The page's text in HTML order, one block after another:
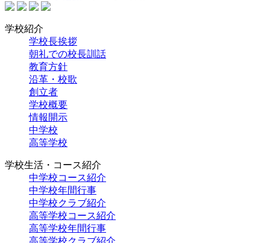
学校紹介
学校長挨拶
朝礼での校長訓話
教育方針
沿革・校歌
創立者
学校概要
情報開示
中学校
高等学校
学校生活・コース紹介
中学校コース紹介
中学校年間行事
中学校クラブ紹介
高等学校コース紹介
高等学校年間行事
高等学校クラブ紹介